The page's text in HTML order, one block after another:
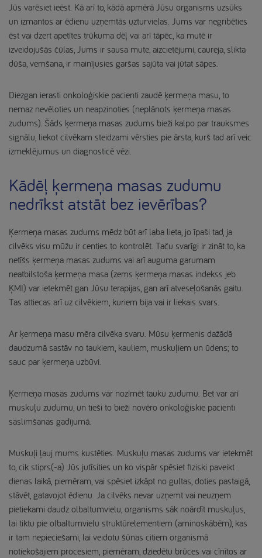
Jūs varēsiet ieēst. Kā arī to, kādā apmērā Jūsu organisms uzsūks
un izmantos ar ēdienu uzņemtās uzturvielas. Jums var negribēties
ēst vai dzert apetītes trūkuma dēļ vai arī tāpēc, ka mutē ir
izveidojušās čūlas, Jums ir sausa mute, aizcietējumi, caureja, slikta
dūša, vemšana, ir mainījusies garšas sajūta vai jūtat sāpes.
Diezgan ierasti onkoloģiskie pacienti zaudē ķermeņa masu, to
nemaz nevēloties un neapzinoties (neplānots ķermeņa masas
zudums). Šāds ķermeņa masas zudums bieži kalpo par trauksmes
signālu, liekot cilvēkam steidzami vērsties pie ārsta, kurš tad arī veic
izmeklējumus un diagnosticē vēzi.
Kādēļ ķermeņa masas zudumu
nedrīkst atstāt bez ievērības?
Ķermeņa masas zudums mēdz būt arī laba lieta, jo īpaši tad, ja
cilvēks visu mūžu ir centies to kontrolēt. Taču svarīgi ir zināt to, ka
netīšs ķermeņa masas zudums vai arī auguma garumam
neatbilstoša ķermeņa masa (zems ķermeņa masas indekss jeb
ĶMI) var ietekmēt gan Jūsu terapijas, gan arī atveseļošanās gaitu.
Tas attiecas arī uz cilvēkiem, kuriem bija vai ir liekais svars.
Ar ķermeņa masu mēra cilvēka svaru. Mūsu ķermenis dažādā
daudzumā sastāv no taukiem, kauliem, muskuļiem un ūdens; to
sauc par ķermeņa uzbūvi.
Ķermeņa masas zudums var nozīmēt tauku zudumu. Bet var arī
muskuļu zudumu, un tieši to bieži novēro onkoloģiskie pacienti
saslimšanas gadījumā.
Muskuļi ļauj mums kustēties. Muskuļu masas zudums var ietekmēt
to, cik stiprs(-a) Jūs jutīsities un ko vispār spēsiet fiziski paveikt
dienas laikā, piemēram, vai spēsiet izkāpt no gultas, doties pastaigā,
stāvēt, gatavojot ēdienu. Ja cilvēks nevar uzņemt vai neuzņem
pietiekami daudz olbaltumvielu, organisms sāk noārdīt muskuļus,
lai tiktu pie olbaltumvielu struktūrelementiem (aminoskābēm), kas
ir tam nepieciešami, lai veidotu šūnas citiem organismā
notiekošajiem procesiem, piemēram, dziedētu brūces vai cīnītos ar